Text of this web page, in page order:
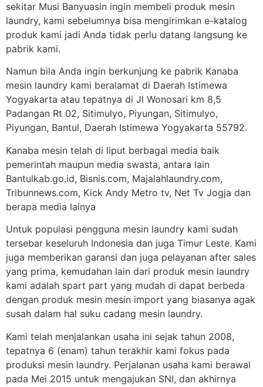
sekitar Musi Banyuasin ingin membeli produk mesin
laundry, kami sebelumnya bisa mengirimkan e-katalog
produk kami jadi Anda tidak perlu datang langsung ke
pabrik kami.
Namun bila Anda ingin berkunjung ke pabrik Kanaba
mesin laundry kami beralamat di Daerah Istimewa
Yogyakarta atau tepatnya di Jl Wonosari km 8,5
Padangan Rt 02, Sitimulyo, Piyungan, Sitimulyo,
Piyungan, Bantul, Daerah Istimewa Yogyakarta 55792.
Kanaba mesin telah di liput berbagai media baik
pemerintah maupun media swasta, antara lain
Bantulkab.go.id, Bisnis.com, Majalahlaundry.com,
Tribunnews.com, Kick Andy Metro tv, Net Tv Jogja dan
berapa media lainya
Untuk populasi pengguna mesin laundry kami sudah
tersebar keseluruh Indonesia dan juga Timur Leste. Kami
juga memberikan garansi dan juga pelayanan after sales
yang prima, kemudahan lain dari produk mesin laundry
kami adalah spart part yang mudah di dapat berbeda
dengan produk mesin mesin import yang biasanya agak
susah dalam hal suku cadang mesin laundry.
Kami telah menjalankan usaha ini sejak tahun 2008,
tepatnya 6 (enam) tahun terakhir kami fokus pada
produksi mesin laundry. Perjalanan usaha kami berawal
pada Mei 2015 untuk mengajukan SNI, dan akhirnya